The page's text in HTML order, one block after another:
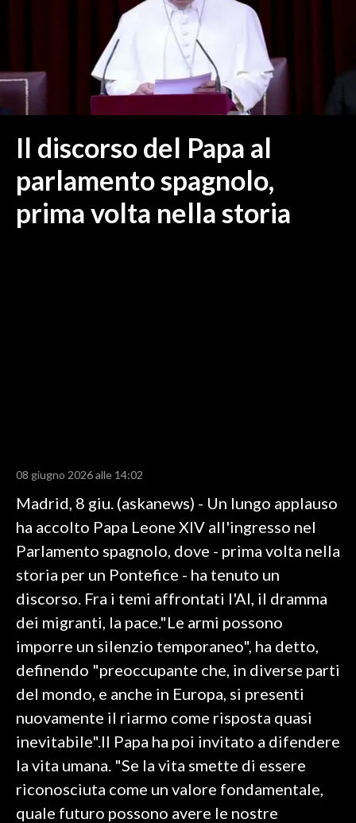
ORISTANO E PROVINCIA
SASSARI E PROVINCIA
NUORO E PROVINCIA
OGLIASTRA
ITALIA
MONDO
RISULTATI E CLASSIFICHE
CALCIO
CALCIO REGIONALE
BASKET
VOLLEY
MOTORI
TENNIS
ALTRI SPORT
SPETTACOLI
GOSSIP
SALUTE
Il discorso del Papa al
parlamento spagnolo,
prima volta nella storia
08 giugno 2026 alle 14:02
Madrid, 8 giu. (askanews) - Un lungo applauso
ha accolto Papa Leone XIV all'ingresso nel
Parlamento spagnolo, dove - prima volta nella
storia per un Pontefice - ha tenuto un
discorso. Fra i temi affrontati l'AI, il dramma
dei migranti, la pace."Le armi possono
imporre un silenzio temporaneo", ha detto,
definendo "preoccupante che, in diverse parti
del mondo, e anche in Europa, si presenti
nuovamente il riarmo come risposta quasi
inevitabile".Il Papa ha poi invitato a difendere
la vita umana. "Se la vita smette di essere
riconosciuta come un valore fondamentale,
quale futuro possono avere le nostre